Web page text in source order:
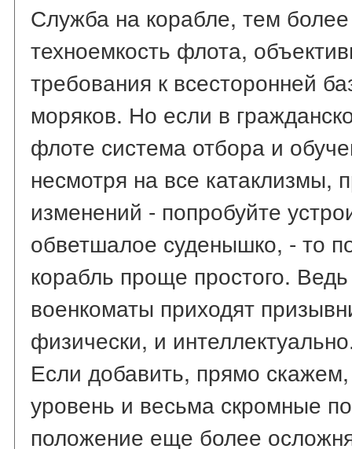
Служба на корабле, тем
техноемкость флота,
требования к всесторонней
моряков. Но если в
флоте система отбора и
несмотря на все катаклизмы,
изменений - попробуйте
обветшалое суденышко, - то
корабль проще простого.
военкоматы приходят
физически, и
Если добавить, прямо
уровень и весьма скромные
положение еще более